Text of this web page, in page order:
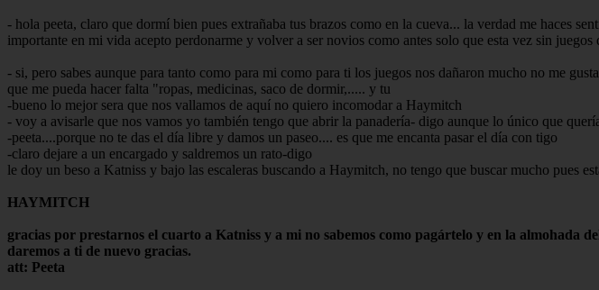
- hola peeta, claro que dormí bien pues extrañaba tus brazos como en la cueva... la verdad me haces
importante en mi vida acepto perdonarme y volver a ser novios como antes solo que esta vez sin juegos
- si, pero sabes aunque para tanto como para mi como para ti los juegos nos dañaron mucho no me
que me pueda hacer falta "ropas, medicinas, saco de dormir,..... y tu
-bueno lo mejor sera que nos vallamos de aquí no quiero incomodar a Haymitch
- voy a avisarle que nos vamos yo también tengo que abrir la panadería- digo aunque lo único que
-peeta....porque no te das el día libre y damos un paseo.... es que me encanta pasar el día con tigo
-claro dejare a un encargado y saldremos un rato-digo
le doy un beso a Katniss y bajo las escaleras buscando a Haymitch, no tengo que buscar mucho pues
HAYMITCH
gracias por prestarnos el cuarto a Katniss y a mi no sabemos como pagártelo y en la almohada
daremos a ti de nuevo gracias.
att: Peeta